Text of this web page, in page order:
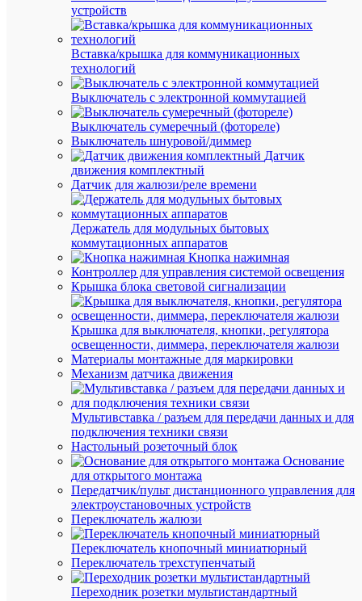
устройств
Вставка/крышка для коммуникационных
технологий
Выключатель с электронной коммутацией
Выключатель сумеречный (фотореле)
Выключатель шнуровой/диммер
Датчик
движения комплектный
Датчик для жалюзи/реле времени
Держатель для модульных бытовых
коммутационных аппаратов
Кнопка нажимная
Контроллер для управления системой освещения
Крышка блока световой сигнализации
Крышка для выключателя, кнопки, регулятора
освещенности, диммера, переключателя жалюзи
Материалы монтажные для маркировки
Механизм датчика движения
Мультивставка / разъем для передачи данных и для
подключения техники связи
Настольный розеточный блок
Основание
для открытого монтажа
Передатчик/пульт дистанционного управления для
электроустановочных устройств
Переключатель жалюзи
Переключатель кнопочный миниатюрный
Переключатель трехступенчатый
Переходник розетки мультистандартный
B
ВК